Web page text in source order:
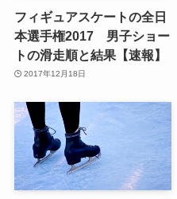
フィギュアスケートの全日
本選手権2017 男子ショー
トの滑走順と結果【速報】
2017年12月18日